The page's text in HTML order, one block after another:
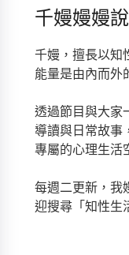
千嫚嫚嫚
千嫚，擅長以知
能量是由內而外
透過節目與大家
導讀與日常故事
專屬的心理生活
每週二更新，我
迎搜尋「知性生